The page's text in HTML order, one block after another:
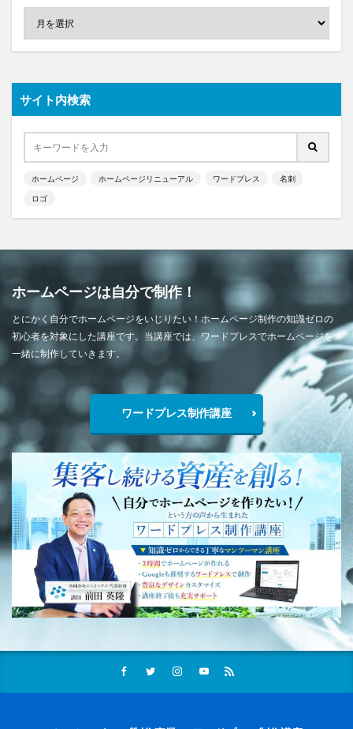
サイト内検索
ホームページ ホームページリニューアル ワードプレス 名刺
ロゴ
ホームページは自分で制作！
とにかく自分でホームページをいじりたい！ホームページ制作の知識ゼロの
初心者を対象にした講座です。当講座では、ワードプレスでホームページを
一緒に制作していきます。
ワードプレス制作講座